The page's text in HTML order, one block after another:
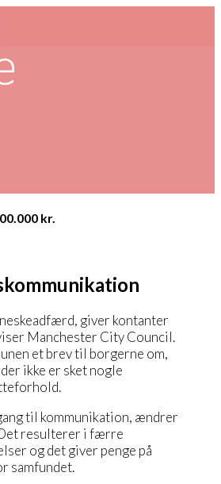
kr.
giver kontanter
Manchester City Council.
et brev til borgerne om,
ikke er sket nogle
til kommunikation, ændrer
resulterer i færre
og det giver penge på
samfundet.